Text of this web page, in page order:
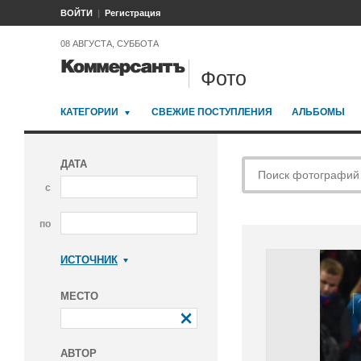
ВОЙТИ Регистрация
08 АВГУСТА, СУББОТА
Фото
КАТЕГОРИИ СВЕЖИЕ ПОСТУПЛЕНИЯ АЛЬБОМЫ
ДАТА
с
по
ИСТОЧНИК
МЕСТО
АВТОР